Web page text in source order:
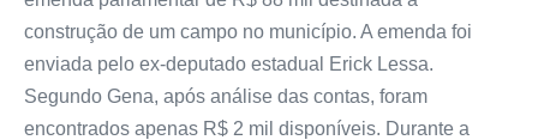
construção de um campo no município. A emenda foi
enviada pelo ex-deputado estadual Erick Lessa.
Segundo Gena, após análise das contas, foram
encontrados apenas R$ 2 mil disponíveis. Durante a